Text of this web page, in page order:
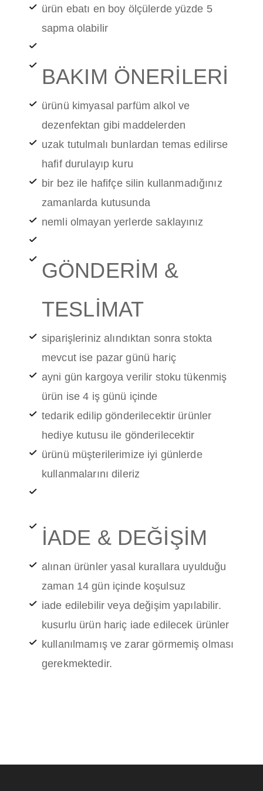
ürün ebatı en boy ölçülerde yüzde 5
sapma olabilir
BAKIM ÖNERİLERİ
ürünü kimyasal parfüm alkol ve
dezenfektan gibi maddelerden
uzak tutulmalı bunlardan temas edilirse
hafif durulayıp kuru
bir bez ile hafifçe silin kullanmadığınız
zamanlarda kutusunda
nemli olmayan yerlerde saklayınız
GÖNDERİM &
TESLİMAT
siparişleriniz alındıktan sonra stokta
mevcut ise pazar günü hariç
ayni gün kargoya verilir stoku tükenmiş
ürün ise 4 iş günü içinde
tedarik edilip gönderilecektir ürünler
hediye kutusu ile gönderilecektir
ürünü müşterilerimize iyi günlerde
kullanmalarını dileriz
İADE & DEĞİŞİM
alınan ürünler yasal kurallara uyulduğu
zaman 14 gün içinde koşulsuz
iade edilebilir veya değişim yapılabilir.
kusurlu ürün hariç iade edilecek ürünler
kullanılmamış ve zarar görmemiş olması
gerekmektedir.